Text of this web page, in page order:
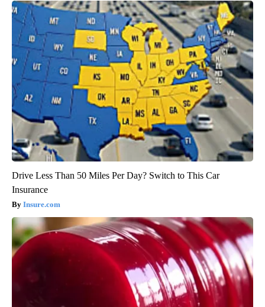
Drive Less Than 50 Miles Per Day? Switch to This Car
Insurance
Insure.com